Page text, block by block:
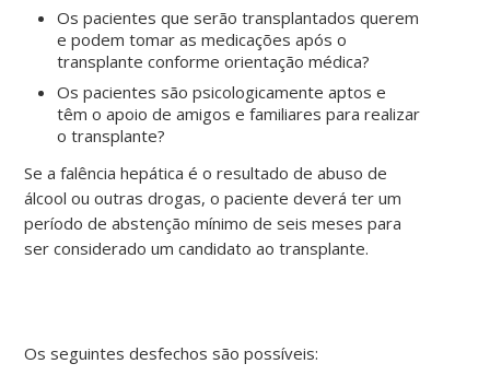
Os pacientes que serão transplantados querem
e podem tomar as medicações após o
transplante conforme orientação médica?
Os pacientes são psicologicamente aptos e
têm o apoio de amigos e familiares para realizar
o transplante?
Se a falência hepática é o resultado de abuso de
álcool ou outras drogas, o paciente deverá ter um
período de abstenção mínimo de seis meses para
ser considerado um candidato ao transplante.
Os seguintes desfechos são possíveis: